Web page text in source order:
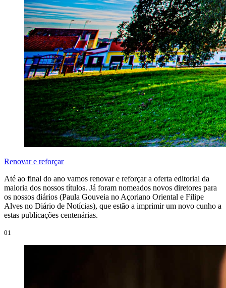
Renovar e reforçar
Até ao final do ano vamos renovar e reforçar a oferta editorial da
maioria dos nossos títulos. Já foram nomeados novos diretores para
os nossos diários (Paula Gouveia no Açoriano Oriental e Filipe
Alves no Diário de Notícias), que estão a imprimir um novo cunho a
estas publicações centenárias.
01